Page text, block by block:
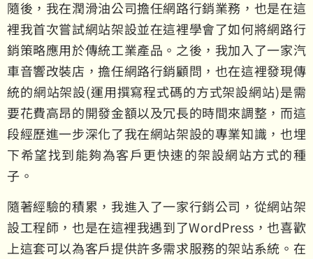
隨後，我在潤滑油公司擔任網路行銷業務，也是在這
裡我首次嘗試網站架設並在這裡學會了如何將網路行
銷策略應用於傳統工業產品。之後，我加入了一家汽
車音響改裝店，擔任網路行銷顧問，也在這裡發現傳
統的網站架設(運用撰寫程式碼的方式架設網站)是需
要花費高昂的開發金額以及冗長的時間來調整，而這
段經歷進一步深化了我在網站架設的專業知識，也埋
下希望找到能夠為客戶更快速的架設網站方式的種
子。
隨著經驗的積累，我進入了一家行銷公司，從網站架
設工程師，也是在這裡我遇到了WordPress，也喜歡
上這套可以為客戶提供許多需求服務的架站系統。在